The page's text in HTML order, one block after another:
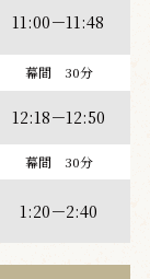
11:00－11:48
幕間 30分
12:18－12:50
幕間 30分
1:20－2:40